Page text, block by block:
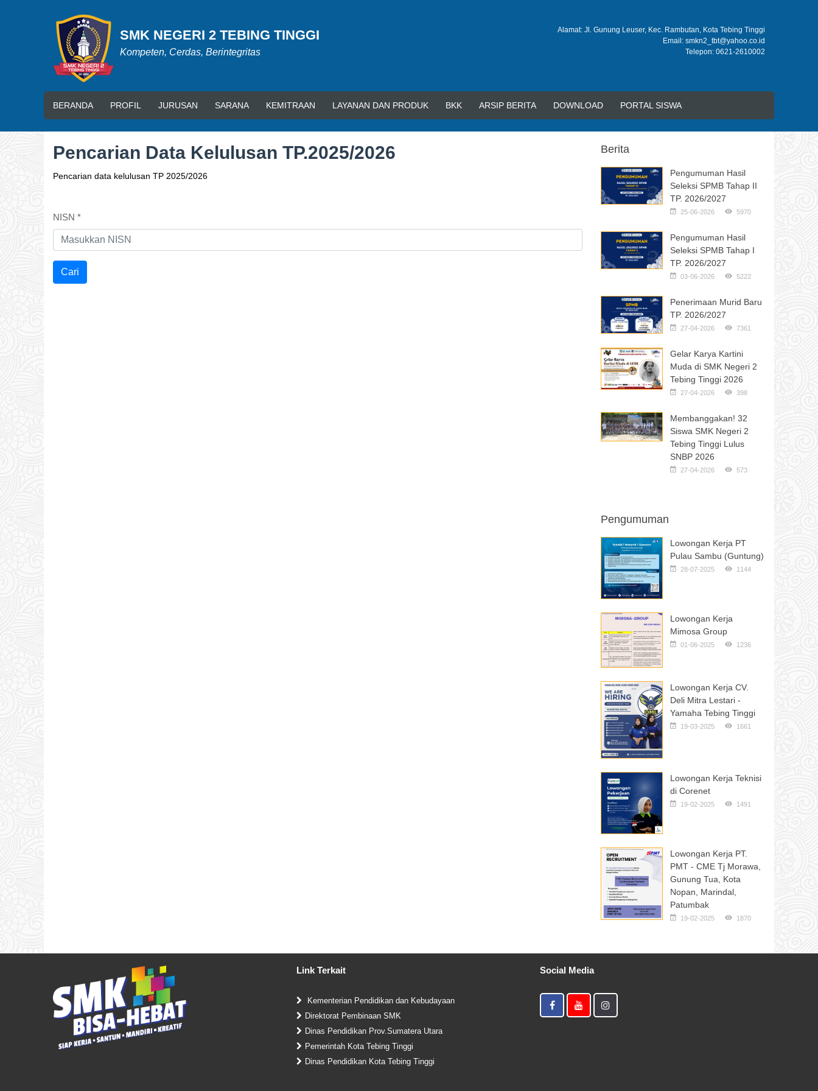
SMK NEGERI 2 TEBING TINGGI
Kompeten, Cerdas, Berintegritas
Alamat: Jl. Gunung Leuser, Kec. Rambutan, Kota Tebing Tinggi
Email: smkn2_tbt@yahoo.co.id
Telepon: 0621-2610002
BERANDA PROFIL JURUSAN SARANA KEMITRAAN LAYANAN DAN PRODUK BKK ARSIP BERITA DOWNLOAD PORTAL SISWA
Pencarian Data Kelulusan TP.2025/2026
Pencarian data kelulusan TP 2025/2026
NISN *
Cari
Berita
Pengumuman Hasil
Seleksi SPMB Tahap II
TP. 2026/2027
25-06-2026 5970
Pengumuman Hasil
Seleksi SPMB Tahap I
TP. 2026/2027
03-06-2026 5222
Penerimaan Murid Baru
TP. 2026/2027
27-04-2026 7361
Gelar Karya Kartini
Muda di SMK Negeri 2
Tebing Tinggi 2026
27-04-2026 398
Membanggakan! 32
Siswa SMK Negeri 2
Tebing Tinggi Lulus
SNBP 2026
27-04-2026 573
Pengumuman
Lowongan Kerja PT
Pulau Sambu (Guntung)
28-07-2025 1144
Lowongan Kerja
Mimosa Group
01-06-2025 1236
Lowongan Kerja CV.
Deli Mitra Lestari -
Yamaha Tebing Tinggi
19-03-2025 1661
Lowongan Kerja Teknisi
di Corenet
19-02-2025 1491
Lowongan Kerja PT.
PMT - CME Tj Morawa,
Gunung Tua, Kota
Nopan, Marindal,
Patumbak
19-02-2025 1870
Link Terkait
Kementerian Pendidikan dan Kebudayaan
Direktorat Pembinaan SMK
Dinas Pendidikan Prov.Sumatera Utara
Pemerintah Kota Tebing Tinggi
Dinas Pendidikan Kota Tebing Tinggi
Social Media